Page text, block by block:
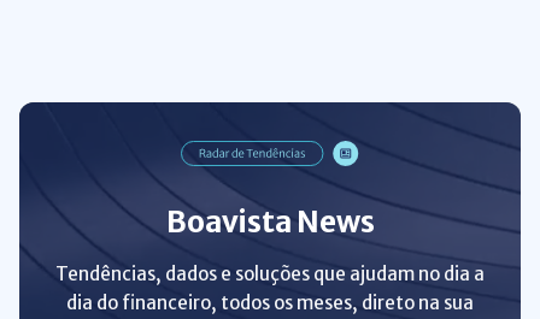
Boavista News
Tendências, dados e soluções que ajudam no dia a
dia do financeiro, todos os meses, direto na sua